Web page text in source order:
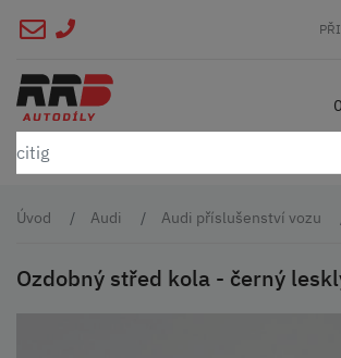
Úvod Audi Audi příslušenství vozu
Ozdobný střed kola - černý